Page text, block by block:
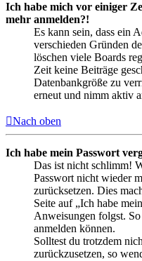
Ich habe mich vor einiger
mehr anmelden?!
Es kann sein, dass ein
verschieden Gründen
löschen viele Boards
Zeit keine Beiträge
Datenbankgröße zu
erneut und nimm aktiv
Nach oben
Ich habe mein Passwort
Das ist nicht schlimm!
Passwort nicht wieder
zurücksetzen. Dies
Seite auf „Ich habe
Anweisungen folgst.
anmelden können.
Solltest du trotzdem
zurückzusetzen, so